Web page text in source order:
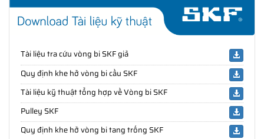
Tài liệu tra cứu vòng bi SKF giả
Quy định khe hở vòng bi cầu SKF
Tài liệu kỹ thuật tổng hợp về Vòng bi SKF
Pulley SKF
Quy định khe hở vòng bi tang trống SKF